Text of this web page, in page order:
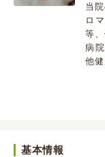
当
ロ
等
病
他
基本情報